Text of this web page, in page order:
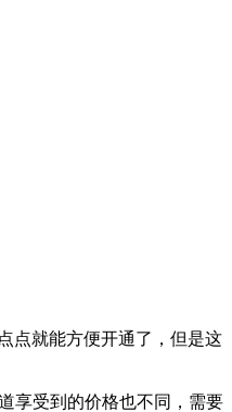
点就能方便开通了，但是这
享受到的价格也不同，需要